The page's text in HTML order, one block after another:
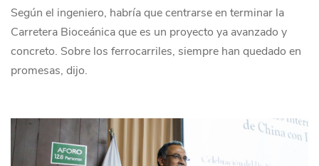
Según el ingeniero, habría que centrarse en terminar la
Carretera Bioceánica que es un proyecto ya avanzado y
concreto. Sobre los ferrocarriles, siempre han quedado en
promesas, dijo.